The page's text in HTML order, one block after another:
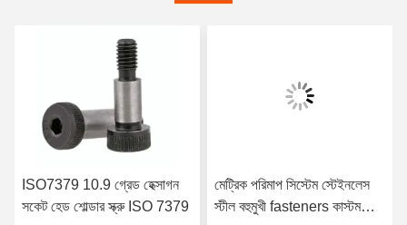
ISO7379 10.9 গ্রেড হেক্সাগন
সকেট হেড শোল্ডার স্ক্রু ISO 7379
মেট্রিক পরিমাপ সিস্টেম স্টেইনলেস
স্টীল বহুমুখী fasteners কাস্টম